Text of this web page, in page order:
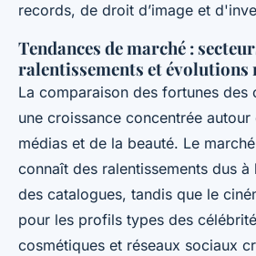
records, de droit d’image et
Tendances de marché :
ralentissements et évolutions
La comparaison des fortunes des
une croissance concentrée
médias et de la beauté. Le
connaît des ralentissements dus
des catalogues, tandis que le
pour les profils types des
cosmétiques et réseaux sociaux